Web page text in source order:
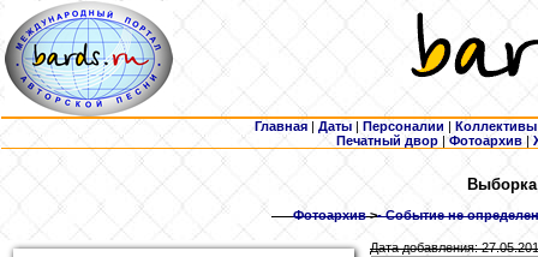
Главная | Даты | Персоналии | Коллективы
Печатный двор |Фотоархив |
Фотоархив>- Событие не
Дата добавления: